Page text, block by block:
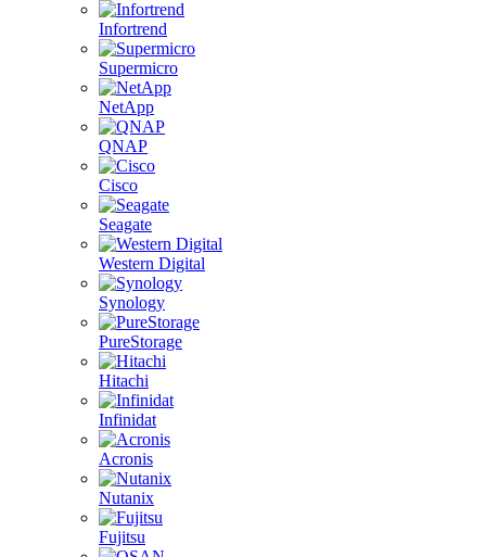
Infortrend
Supermicro
NetApp
QNAP
Cisco
Seagate
Western Digital
Synology
PureStorage
Hitachi
Infinidat
Acronis
Nutanix
Fujitsu